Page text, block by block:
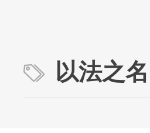
以法之名